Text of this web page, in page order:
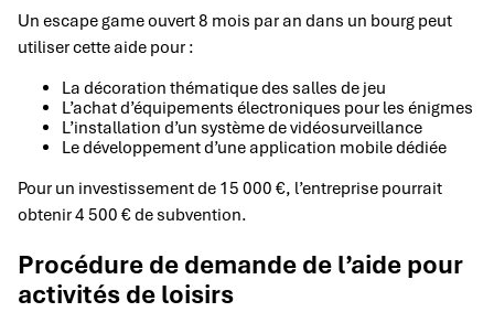
Un escape game ouvert 8 mois par an dans un bourg peut
utiliser cette aide pour :
La décoration thématique des salles de jeu
L’achat d’équipements électroniques pour les énigmes
L’installation d’un système de vidéosurveillance
Le développement d’une application mobile dédiée
Pour un investissement de 15 000 €, l’entreprise pourrait
obtenir 4 500 € de subvention.
Procédure de demande de l’aide pour
activités de loisirs